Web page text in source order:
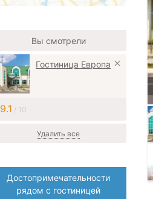
Вы смотрели
Гостиница Европа
9.1 / 10
Удалить все
Достопримечательности
рядом с гостиницей